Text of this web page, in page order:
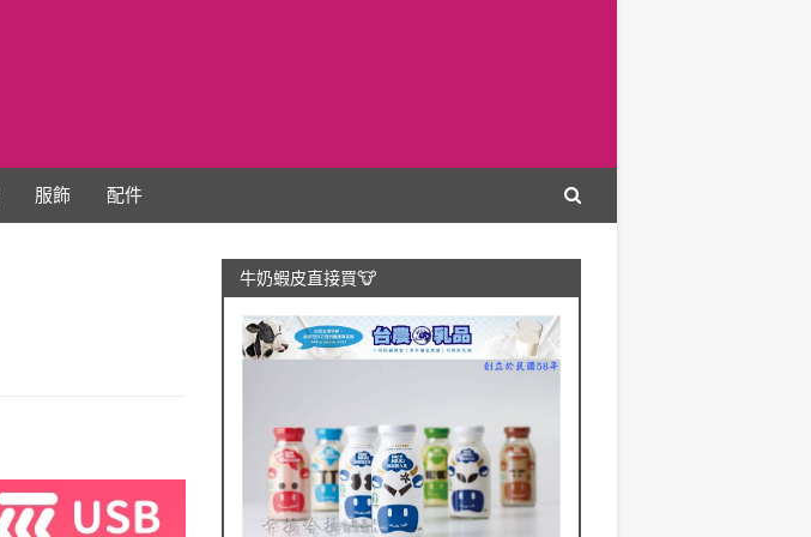
服飾 配件
牛奶蝦皮直接買🐮